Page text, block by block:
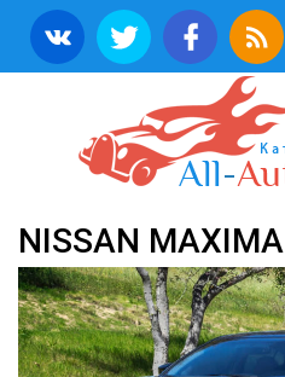
NISSAN MAXIMA